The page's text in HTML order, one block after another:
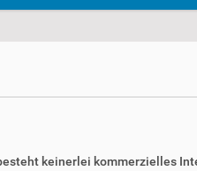
keinerlei kommerzielles